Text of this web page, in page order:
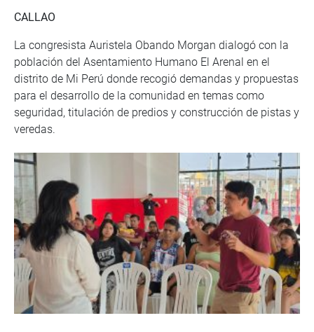
CALLAO
La congresista Auristela Obando Morgan dialogó con la
población del Asentamiento Humano El Arenal en el
distrito de Mi Perú donde recogió demandas y propuestas
para el desarrollo de la comunidad en temas como
seguridad, titulación de predios y construcción de pistas y
veredas.